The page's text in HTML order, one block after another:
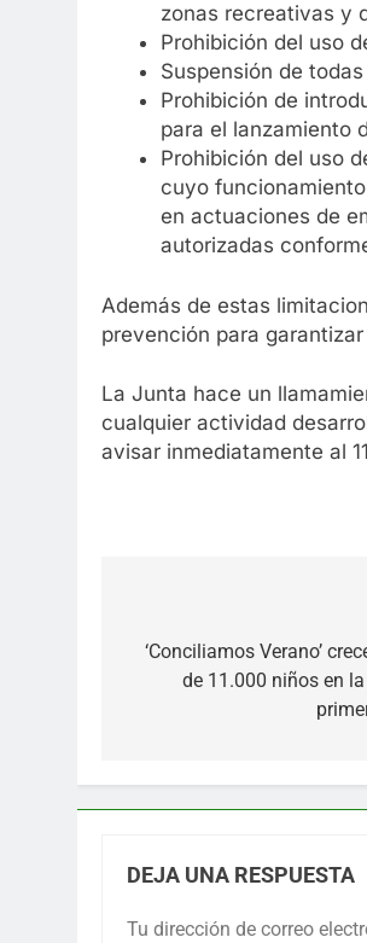
zonas recreativas y
Prohibición del uso
Suspensión de
Prohibición de
para el lanzamiento
Prohibición del uso
cuyo
en actuaciones de
autorizadas
Además de estas
prevención para
La Junta hace un
cualquier actividad
avisar inmediatamente al
de
‘Conciliamos Verano’
de 11.000 niños en
DEJA UNA RESPUESTA
Tu dirección de correo